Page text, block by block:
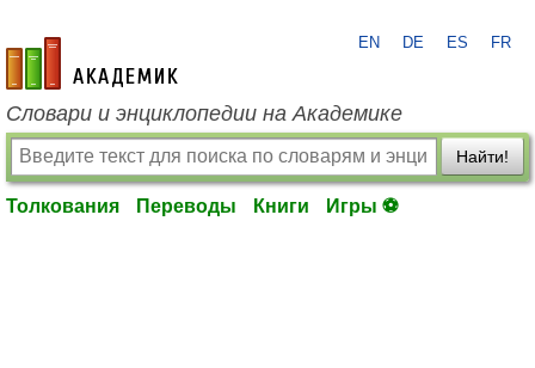
academic.ru
EN DE ES FR
Словари и энциклопедии на Академике
Найти!
Толкования Переводы Книги Игры ⚽